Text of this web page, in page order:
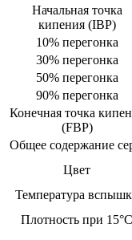
Начальная точка
кипения (IBP)
10% перегонка
30% перегонка
50% перегонка
90% перегонка
Конечная точка
(FBP)
Общее содержание
Цвет
Температура
Плотность при 15°C